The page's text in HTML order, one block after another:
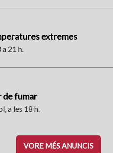
extremes
21 h.
de fumar
a les 18 h.
VORE MÉS ANUNCIS